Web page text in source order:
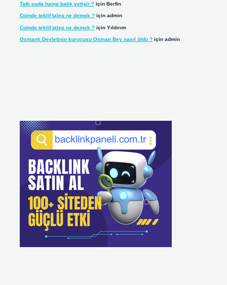
Tatlı suda hangi balık yetişir ?için Berfin
Coinde teklif talep ne demek ?için admin
Coinde teklif talep ne demek ?için Yıldırım
Osmanlı Devletinin kurucusu Osman Bey nasıl öldü ?için admin